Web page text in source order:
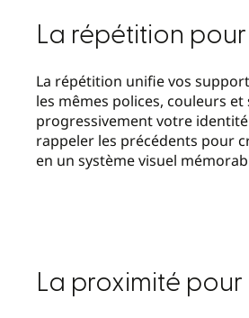
La répétition
La répétition unifie vos
les mêmes polices, couleurs
progressivement votre
rappeler les précédents pour
en un système visuel
La proximité